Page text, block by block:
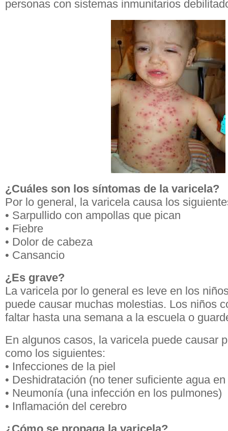
personas con sistemas inmunitarios
¿Cuáles son los síntomas de la varicela?
Por lo general, la varicela causa los
• Sarpullido con ampollas que pican
• Fiebre
• Dolor de cabeza
• Cansancio
¿Es grave?
La varicela por lo general es leve en los
puede causar muchas molestias. Los niños
faltar hasta una semana a la escuela o
En algunos casos, la varicela puede causar
como los siguientes:
• Infecciones de la piel
• Deshidratación (no tener suficiente agua
• Neumonía (una infección en los pulmones)
• Inflamación del cerebro